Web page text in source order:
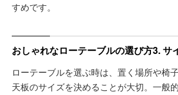
すめです。
おしゃれなローテーブルの選び方3. サ
ローテーブルを選ぶ時は、置く場所や椅
天板のサイズを決めることが大切。一般的